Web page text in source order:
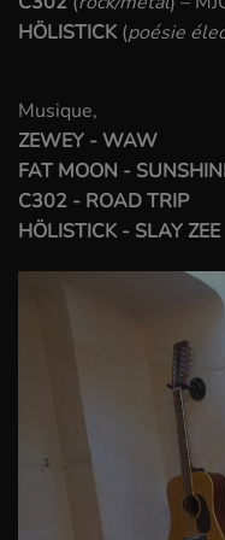
HÖLISTICK (poésie
Musique,
ZEWEY - WAW
FAT MOON -
C302 - ROAD TRIP
HÖLISTICK - SLAY ZEE